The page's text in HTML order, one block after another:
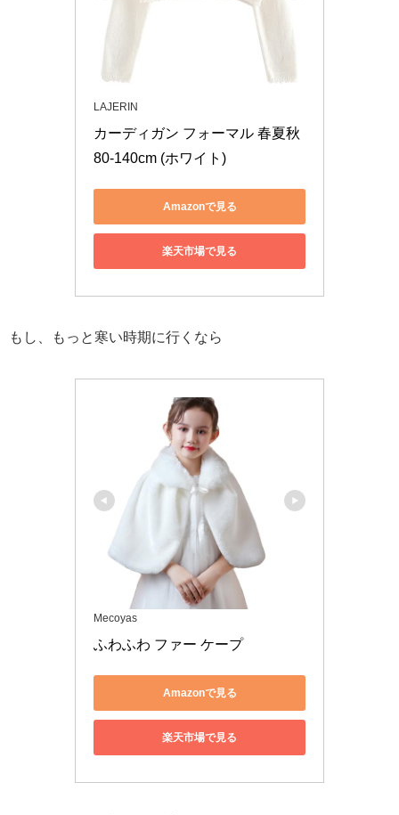
LAJERIN
カーディガン フォーマル 春夏秋
80-140cm (ホワイト)
Amazonで見る
楽天市場で見る
もし、もっと寒い時期に行くなら
Mecoyas
ふわふわ ファー ケープ
Amazonで見る
楽天市場で見る